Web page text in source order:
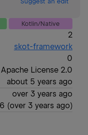
Kotlin/Native
2
skot-framework
0
Apache License 2.0
about 5 years ago
over 3 years ago
(over 3 years ago)